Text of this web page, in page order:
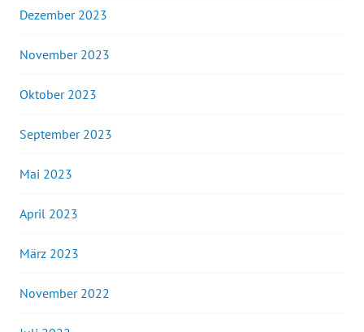
Dezember 2023
November 2023
Oktober 2023
September 2023
Mai 2023
April 2023
März 2023
November 2022